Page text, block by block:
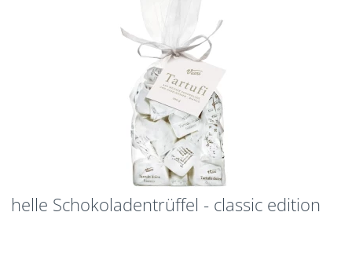
helle Schokoladentrüffel - classic edition